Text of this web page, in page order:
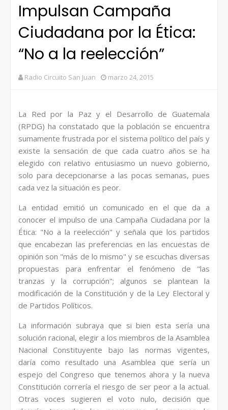
Impulsan Campaña
Ciudadana por la Ética:
“No a la reelección”
Radio Circuito San Juan marzo 24, 2015
La Red por la Paz y el Desarrollo de Guatemala
(RPDG) ha constatado que la población se encuentra
sumamente frustrada por el sistema político del país y
existe la sensación de que cada cuatro años se ha
elegido con relativo entusiasmo un nuevo gobierno,
solo para decepcionarse a las pocas semanas, pues
cada vez la situación es peor.
La entidad emitió un comunicado en el que da a
conocer el impulso de una Campaña Ciudadana por la
Ética: "No a la reelección" y señala que los partidos
que encabezan las preferencias en las encuestas de
opinión son "más de lo mismo" y se escuchas diversas
propuestas para enfrentar el fenómeno de "las
tranzas y la corrupción"; algunos se plantean la
modificación de la Constitución y de la Ley Electoral y
de Partidos Políticos.
La información subraya que si bien esta sería una
solución racional, elegir a los miembros de la Asamblea
Nacional Constituyente bajo las normas vigentes,
daría como resultado una Asamblea que sería un
espejo del Congreso que tenemos ahora y la nueva
Constitución correría el riesgo de ser peor a la actual.
Otras voces sugieren el voto nulo, decisión que